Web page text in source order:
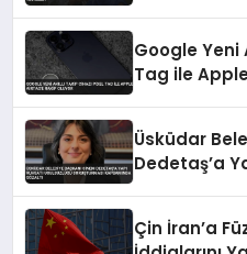
Google Yeni
Tag ile
Üsküdar
Dedetaş’a
Çin İran’a